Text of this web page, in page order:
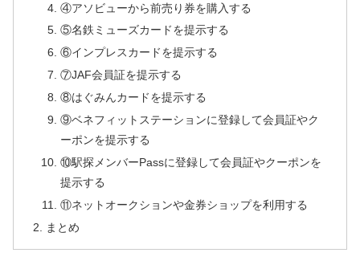
④アソビューから前売り券を購入する
⑤名鉄ミューズカードを提示する
⑥インプレスカードを提示する
⑦JAF会員証を提示する
⑧はぐみんカードを提示する
⑨ベネフィットステーションに登録して会員証やク
ーポンを提示する
⑩駅探メンバーPassに登録して会員証やクーポンを
提示する
⑪ネットオークションや金券ショップを利用する
まとめ